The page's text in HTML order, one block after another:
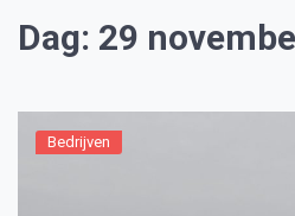
Dag: 29
Bedrijven